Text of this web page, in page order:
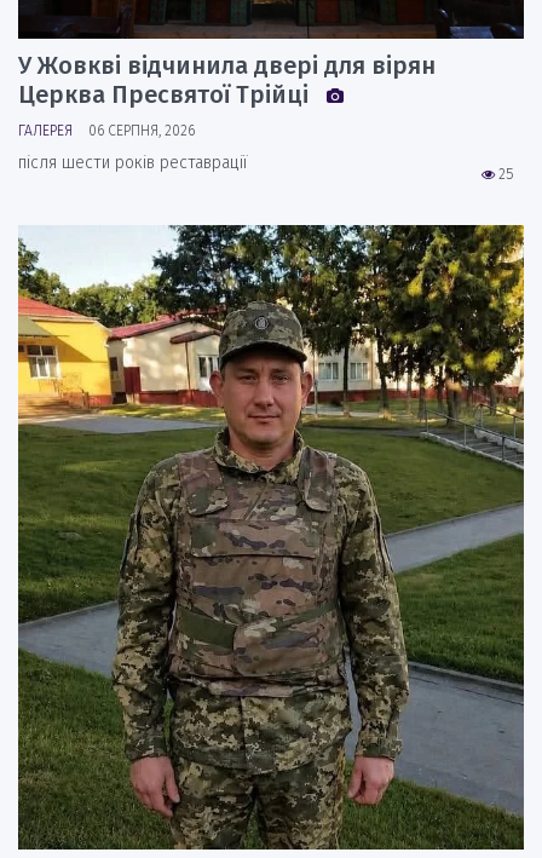
У Жовкві відчинила двері для вірян
Церква Пресвятої Трійці
ГАЛЕРЕЯ 06 СЕРПНЯ, 2026
25
після шести років реставрації